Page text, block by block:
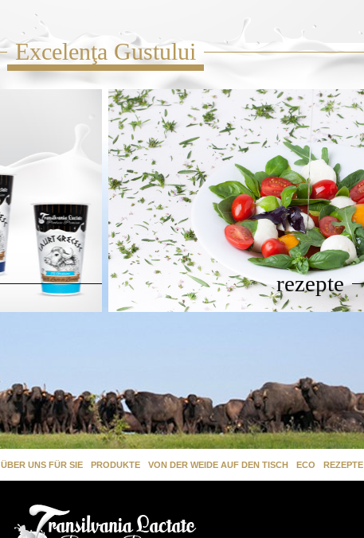
Excelenţa Gustului
rezepte
ÜBER UNS FÜR SIE PRODUKTE VON DER WEIDE AUF DEN TISCH ECO REZEPTE